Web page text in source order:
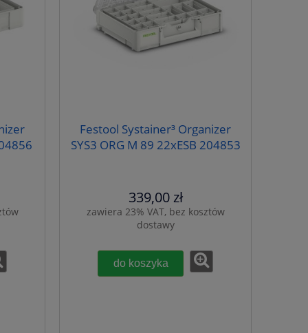
Festool Systainer³ Organizer
SYS3 ORG M 89 22xESB 204853
339,00 zł
zawiera 23% VAT, bez kosztów
dostawy
do koszyka